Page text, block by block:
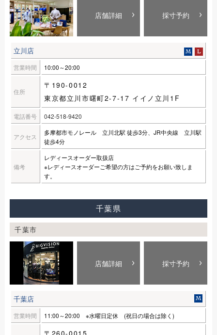
立川店
営業時間 10:00～20:00
住所
〒190-0012
東京都立川市曙町2-7-17 イイノ立川1F
電話番号 042-518-9420
アクセス
多摩都市モノレール 立川北駅 徒歩3分、JR中央線 立川駅
徒歩4分
備考
レディースオーダー取扱店
※レディースオーダーご希望の方はご予約をお願い致しま
す。
店舗詳細 採寸予約
千葉県
千葉市
千葉店
営業時間 11:00～20:00 ※水曜日定休 (祝日の場合は除く)
〒260-0015
店舗詳細 採寸予約